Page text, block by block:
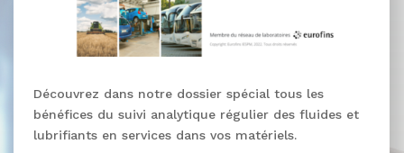
Découvrez dans notre dossier spécial tous les
bénéfices du suivi analytique régulier des fluides et
lubrifiants en services dans vos matériels.